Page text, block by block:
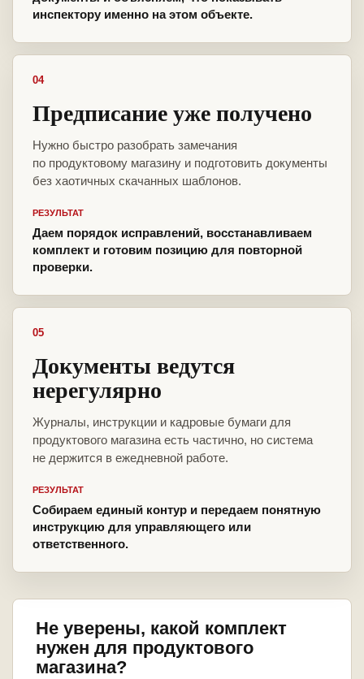
инспектору именно на этом объекте.
04
Предписание уже получено
Нужно быстро разобрать замечания
по продуктовому магазину и подготовить документы
без хаотичных скачанных шаблонов.
РЕЗУЛЬТАТ
Даем порядок исправлений, восстанавливаем
комплект и готовим позицию для повторной
проверки.
05
Документы ведутся
нерегулярно
Журналы, инструкции и кадровые бумаги для
продуктового магазина есть частично, но система
не держится в ежедневной работе.
РЕЗУЛЬТАТ
Собираем единый контур и передаем понятную
инструкцию для управляющего или
ответственного.
Не уверены, какой комплект
нужен для продуктового
магазина?